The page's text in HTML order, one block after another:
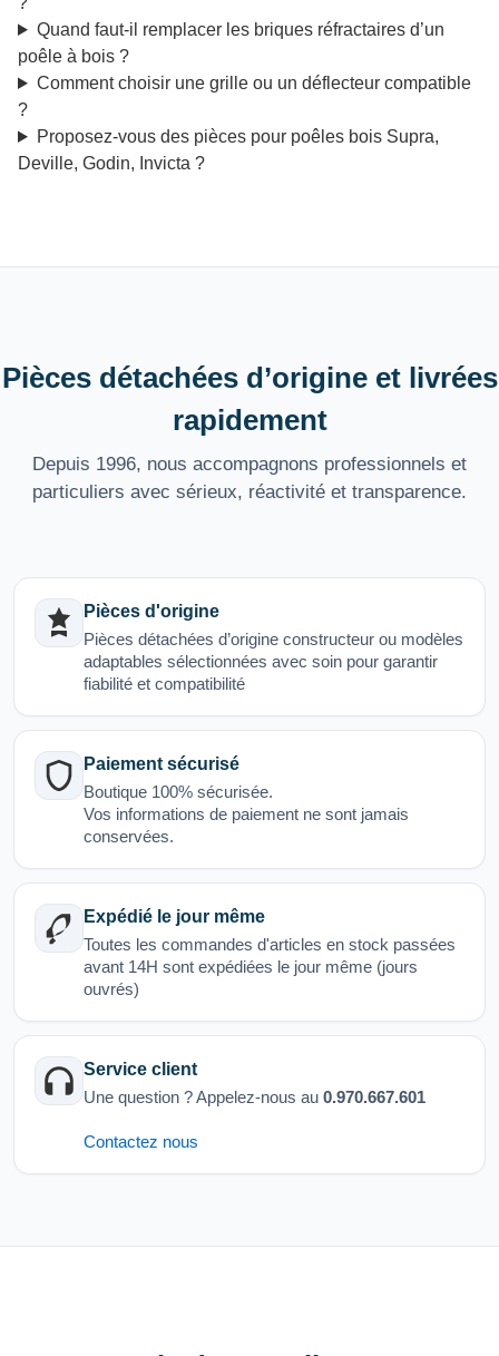
Quand faut-il remplacer les briques réfractaires d’un
poêle à bois ?
Comment choisir une grille ou un déflecteur compatible
?
Proposez-vous des pièces pour poêles bois Supra,
Deville, Godin, Invicta ?
Pièces détachées d’origine et livrées
rapidement
Depuis 1996, nous accompagnons professionnels et
particuliers avec sérieux, réactivité et transparence.
Pièces d'origine
Pièces détachées d’origine constructeur ou modèles
adaptables sélectionnées avec soin pour garantir
fiabilité et compatibilité
Paiement sécurisé
Boutique 100% sécurisée.
Vos informations de paiement ne sont jamais
conservées.
Expédié le jour même
Toutes les commandes d'articles en stock passées
avant 14H sont expédiées le jour même (jours
ouvrés)
Service client
Une question ? Appelez-nous au 0.970.667.601
Contactez nous